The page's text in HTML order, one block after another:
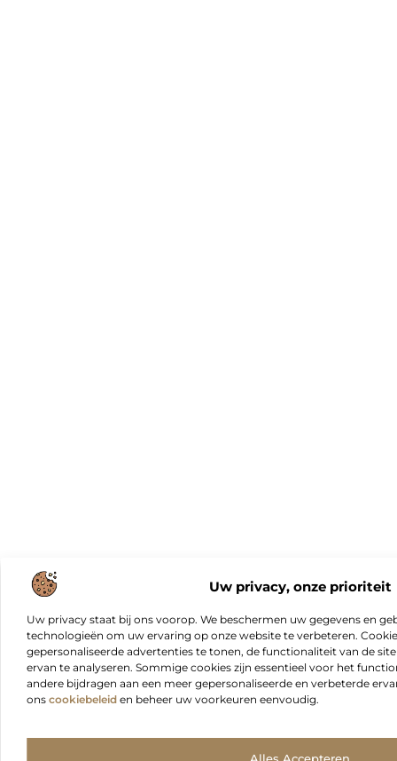
Uw privacy, onze prioriteit
Uw privacy staat bij ons voorop. We beschermen uw gegevens en
technologieën om uw ervaring op onze website te verbeteren.
gepersonaliseerde advertenties te tonen, de functionaliteit van de
ervan te analyseren. Sommige cookies zijn essentieel voor het
andere bijdragen aan een meer gepersonaliseerde en verbeterde
ons cookiebeleid en beheer uw voorkeuren eenvoudig.
Alles Accepteren